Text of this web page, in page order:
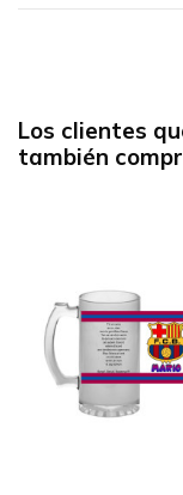
Los clientes
también